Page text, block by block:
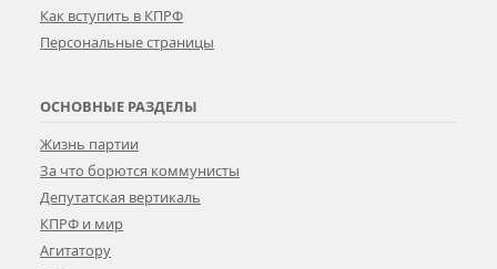
Как вступить в КПРФ
Персональные страницы
ОСНОВНЫЕ РАЗДЕЛЫ
Жизнь партии
За что борются коммунисты
Депутатская вертикаль
КПРФ и мир
Агитатору